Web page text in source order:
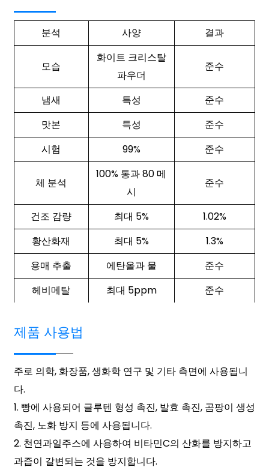
분석 사양 결과
모습
화이트 크리스탈
파우더
준수
냄새 특성
준수
맛본
특성
준수
시험
99% 준수
체 분석
100% 통과 80 메
시
준수
건조 감량 최대 5%
1.02%
황산화재
최대 5%
1.3%
용매 추출
에탄올과 물
준수
헤비메탈
최대 5ppm 준수
제품 사용법
주로 의학, 화장품, 생화학 연구 및 기타 측면에 사용됩니
다.
1. 빵에 사용되어 글루텐 형성 촉진, 발효 촉진, 곰팡이 생성
촉진, 노화 방지 등에 사용됩니다.
2. 천연과일주스에 사용하여 비타민C의 산화를 방지하고
과즙이 갈변되는 것을 방지합니다.